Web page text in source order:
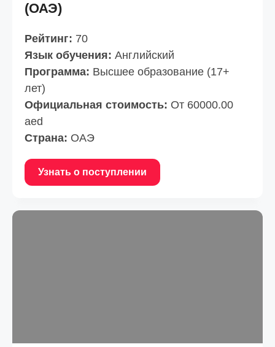
(ОАЭ)
Рейтинг: 70
Язык обучения: Английский
Программа: Высшее образование (17+
лет)
Официальная стоимость: От 60000.00
aed
Страна: ОАЭ
Узнать о поступлении